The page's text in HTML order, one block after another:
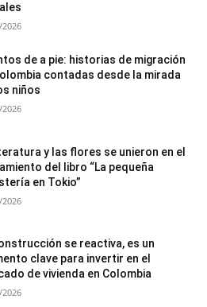
de a pie: historias de migración
contadas desde la mirada
niños
y las flores se unieron en el
del libro “La pequeña
en Tokio”
se reactiva, es un
clave para invertir en el
de vivienda en Colombia